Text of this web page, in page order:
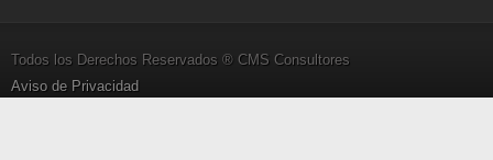
Todos los Derechos Reservados ® CMS Consultores
Aviso de Privacidad